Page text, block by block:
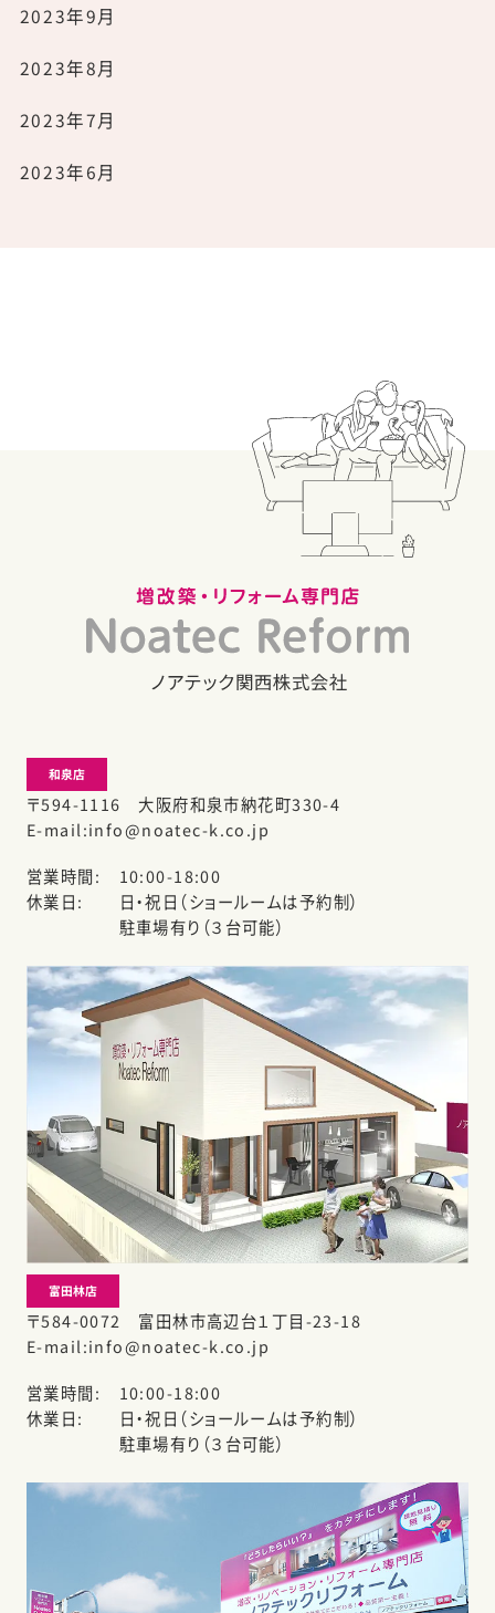
2023年9月
2023年8月
2023年7月
2023年6月
和泉店
〒594-1116 大阪府和泉市納花町330-4
E-mail info@noatec-k.co.jp
営業時間
10:00-18:00
休業日
日・祝日（ショールームは予約制）
駐車場有り（３台可能）
富田林店
〒584-0072 富田林市高辺台１丁目-23-18
E-mail info@noatec-k.co.jp
営業時間
10:00-18:00
休業日
日・祝日（ショールームは予約制）
駐車場有り（３台可能）